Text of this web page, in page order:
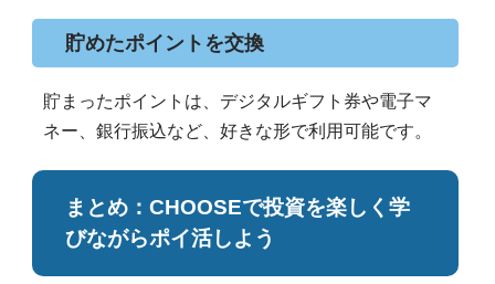
貯めたポイントを交換
貯まったポイントは、デジタルギフト券や電子マ
ネー、銀行振込など、好きな形で利用可能です。
まとめ：CHOOSEで投資を楽しく学
びながらポイ活しよう